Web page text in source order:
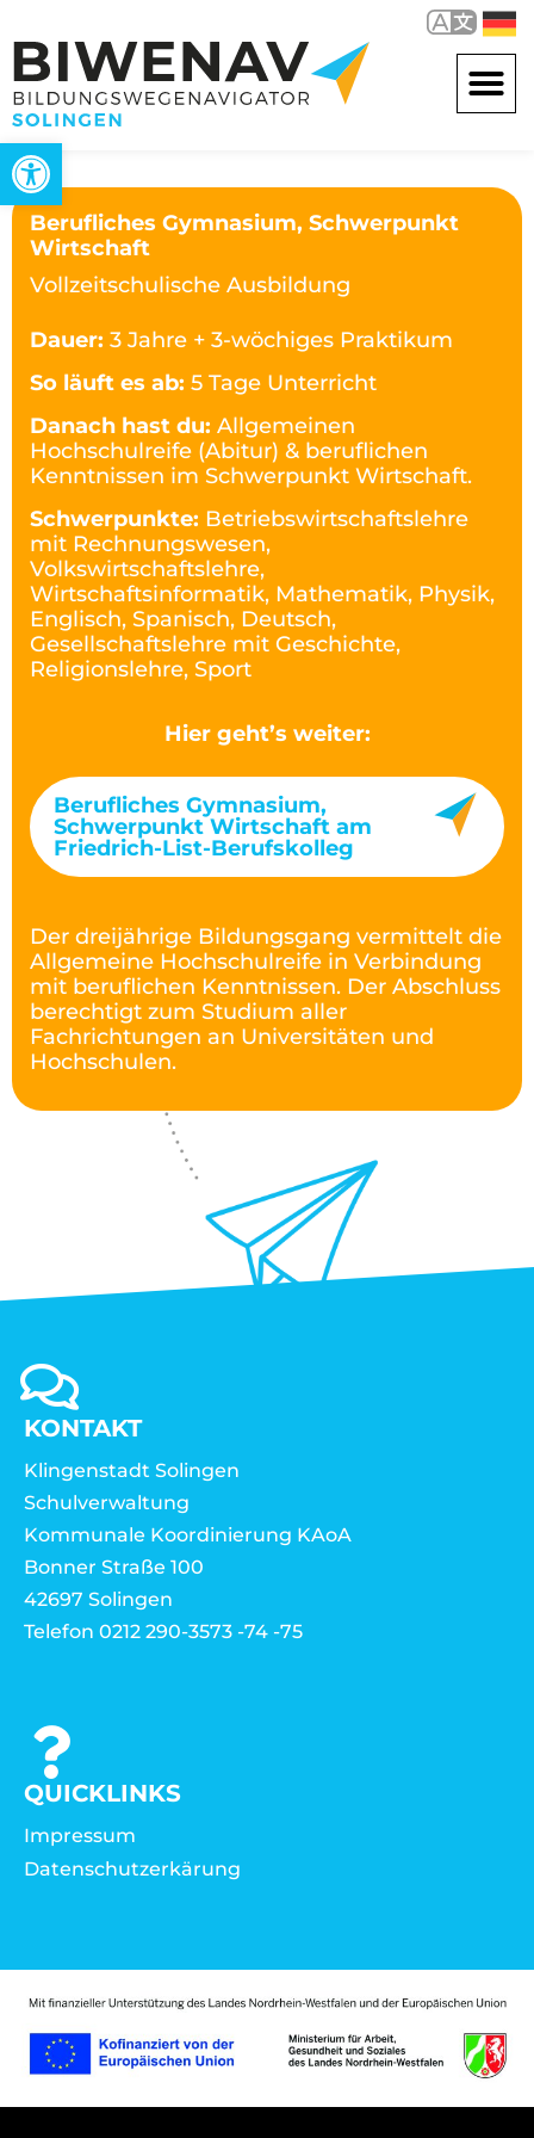
Werkzeugleiste öffnen
Berufliches Gymnasium, Schwerpunkt
Wirtschaft
Vollzeitschulische Ausbildung
Dauer: 3 Jahre + 3-wöchiges Praktikum
So läuft es ab: 5 Tage Unterricht
Danach hast du: Allgemeinen
Hochschulreife (Abitur) & beruflichen
Kenntnissen im Schwerpunkt Wirtschaft.
Schwerpunkte: Betriebswirtschaftslehre
mit Rechnungswesen,
Volkswirtschaftslehre,
Wirtschaftsinformatik, Mathematik, Physik,
Englisch, Spanisch, Deutsch,
Gesellschaftslehre mit Geschichte,
Religionslehre, Sport
Hier geht’s weiter:
Berufliches Gymnasium,
Schwerpunkt Wirtschaft am
Friedrich-List-Berufskolleg
Der dreijährige Bildungsgang vermittelt die
Allgemeine Hochschulreife in Verbindung
mit beruflichen Kenntnissen. Der Abschluss
berechtigt zum Studium aller
Fachrichtungen an Universitäten und
Hochschulen.
KONTAKT
Klingenstadt Solingen
Schulverwaltung
Kommunale Koordinierung KAoA
Bonner Straße 100
42697 Solingen
Telefon 0212 290-3573 -74 -75
QUICKLINKS
Impressum
Datenschutzerkärung